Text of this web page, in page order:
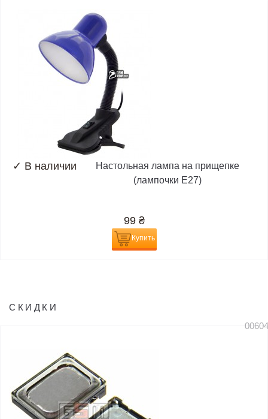
✓ В наличии
Настольная лампа на прищепке
(лампочки E27)
99 ₴
Купить
СКИДКИ